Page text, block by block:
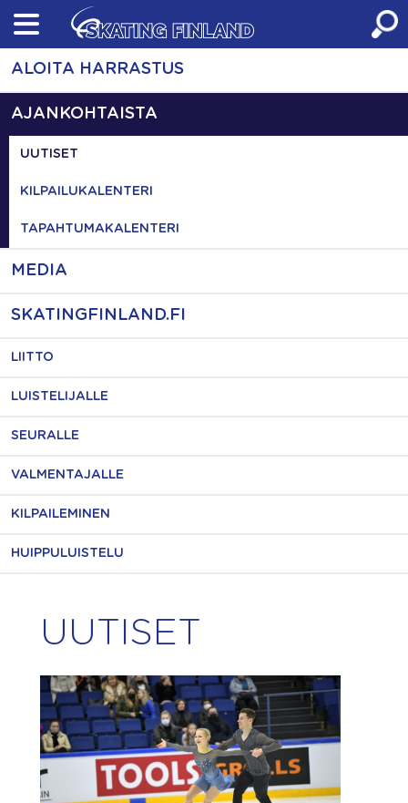
Skip
content
ALOITA HARRASTUS
AJANKOHTAISTA
UUTISET
KILPAILUKALENTERI
TAPAHTUMAKALENTERI
MEDIA
SKATINGFINLAND.FI
LIITTO
LUISTELIJALLE
SEURALLE
VALMENTAJALLE
KILPAILEMINEN
HUIPPULUISTELU
UUTISET